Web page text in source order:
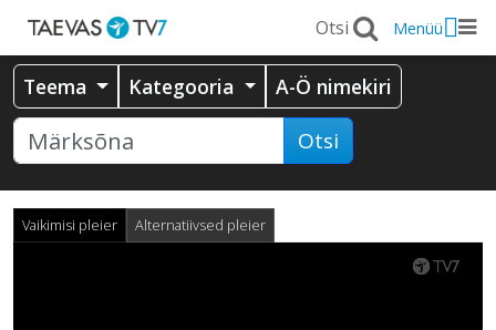
Menüü
Teema Kategooria A-Ö nimekiri
Otsi
Vaikimisi pleier Alternatiivsed pleier